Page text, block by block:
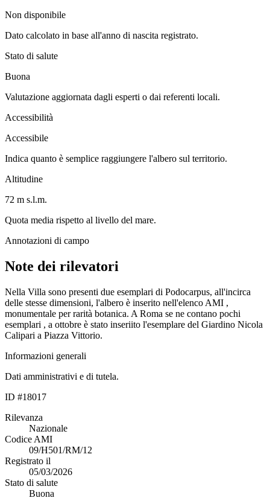
Non disponibile
Dato calcolato in base all'anno di nascita registrato.
Stato di salute
Buona
Valutazione aggiornata dagli esperti o dai referenti locali.
Accessibilità
Accessibile
Indica quanto è semplice raggiungere l'albero sul territorio.
Altitudine
72 m s.l.m.
Quota media rispetto al livello del mare.
Annotazioni di campo
Note dei rilevatori
Nella Villa sono presenti due esemplari di Podocarpus, all'incirca
delle stesse dimensioni, l'albero è inserito nell'elenco AMI ,
monumentale per rarità botanica. A Roma se ne contano pochi
esemplari , a ottobre è stato inseriito l'esemplare del Giardino Nicola
Calipari a Piazza Vittorio.
Informazioni generali
Dati amministrativi e di tutela.
ID #18017
Rilevanza
Nazionale
Codice AMI
09/H501/RM/12
Registrato il
05/03/2026
Stato di salute
Buona